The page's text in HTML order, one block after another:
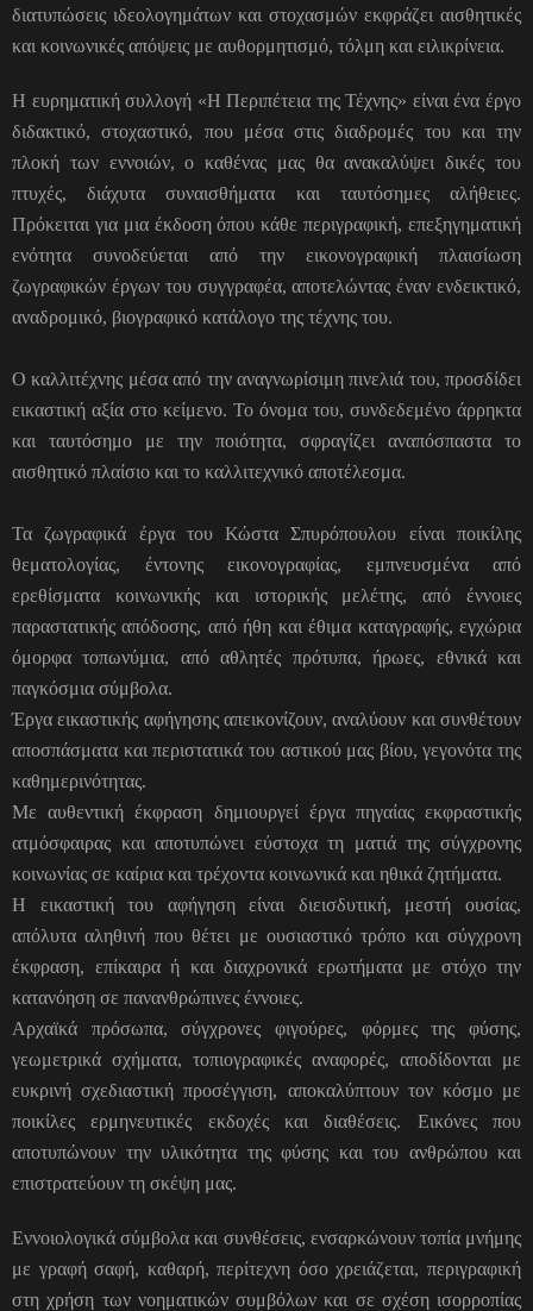
διατυπώσεις ιδεολογημάτων και στοχασμών εκφράζει αισθητικές
και κοινωνικές απόψεις με αυθορμητισμό, τόλμη και ειλικρίνεια.
Η ευρηματική συλλογή «Η Περιπέτεια της Τέχνης» είναι ένα έργο
διδακτικό, στοχαστικό, που μέσα στις διαδρομές του και την
πλοκή των εννοιών, ο καθένας μας θα ανακαλύψει δικές του
πτυχές, διάχυτα συναισθήματα και ταυτόσημες αλήθειες.
Πρόκειται για μια έκδοση όπου κάθε περιγραφική, επεξηγηματική
ενότητα συνοδεύεται από την εικονογραφική πλαισίωση
ζωγραφικών έργων του συγγραφέα, αποτελώντας έναν ενδεικτικό,
αναδρομικό, βιογραφικό κατάλογο της τέχνης του.
Ο καλλιτέχνης μέσα από την αναγνωρίσιμη πινελιά του, προσδίδει
εικαστική αξία στο κείμενο. Το όνομα του, συνδεδεμένο άρρηκτα
και ταυτόσημο με την ποιότητα, σφραγίζει αναπόσπαστα το
αισθητικό πλαίσιο και το καλλιτεχνικό αποτέλεσμα.
Τα ζωγραφικά έργα του Κώστα Σπυρόπουλου είναι ποικίλης
θεματολογίας, έντονης εικονογραφίας, εμπνευσμένα από
ερεθίσματα κοινωνικής και ιστορικής μελέτης, από έννοιες
παραστατικής απόδοσης, από ήθη και έθιμα καταγραφής, εγχώρια
όμορφα τοπωνύμια, από αθλητές πρότυπα, ήρωες, εθνικά και
παγκόσμια σύμβολα.
Έργα εικαστικής αφήγησης απεικονίζουν, αναλύουν και συνθέτουν
αποσπάσματα και περιστατικά του αστικού μας βίου, γεγονότα της
καθημερινότητας.
Με αυθεντική έκφραση δημιουργεί έργα πηγαίας εκφραστικής
ατμόσφαιρας και αποτυπώνει εύστοχα τη ματιά της σύγχρονης
κοινωνίας σε καίρια και τρέχοντα κοινωνικά και ηθικά ζητήματα.
Η εικαστική του αφήγηση είναι διεισδυτική, μεστή ουσίας,
απόλυτα αληθινή που θέτει με ουσιαστικό τρόπο και σύγχρονη
έκφραση, επίκαιρα ή και διαχρονικά ερωτήματα με στόχο την
κατανόηση σε πανανθρώπινες έννοιες.
Αρχαϊκά πρόσωπα, σύγχρονες φιγούρες, φόρμες της φύσης,
γεωμετρικά σχήματα, τοπιογραφικές αναφορές, αποδίδονται με
ευκρινή σχεδιαστική προσέγγιση, αποκαλύπτουν τον κόσμο με
ποικίλες ερμηνευτικές εκδοχές και διαθέσεις. Εικόνες που
αποτυπώνουν την υλικότητα της φύσης και του ανθρώπου και
επιστρατεύουν τη σκέψη μας.
Εννοιολογικά σύμβολα και συνθέσεις, ενσαρκώνουν τοπία μνήμης
με γραφή σαφή, καθαρή, περίτεχνη όσο χρειάζεται, περιγραφική
στη χρήση των νοηματικών συμβόλων και σε σχέση ισορροπίας